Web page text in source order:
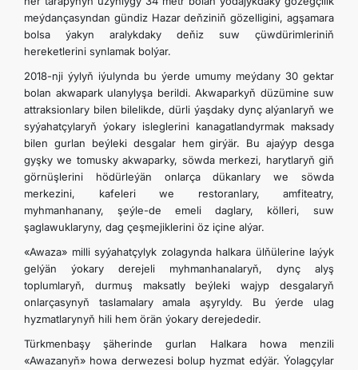
meýdançasyndan gündiz Hazar deňziniň gözelligini, agşamara
bolsa ýakyn aralykdaky deňiz suw çüwdürimleriniň
hereketlerini synlamak bolýar.
2018-nji ýylyň iýulynda bu ýerde umumy meýdany 30 gektar
bolan akwapark ulanylyşa berildi. Akwaparkyň düzümine suw
attraksionlary bilen bilelikde, dürli ýaşdaky dynç alýanlaryň we
syýahatçylaryň ýokary isleglerini kanagatlandyrmak maksady
bilen gurlan beýleki desgalar hem girýär. Bu ajaýyp desga
gyşky we tomusky akwaparky, söwda merkezi, harytlaryň giň
görnüşlerini hödürleýän onlarça dükanlary we söwda
merkezini, kafeleri we restoranlary, amfiteatry,
myhmanhanany, şeýle-de emeli daglary, kölleri, suw
şaglawuklaryny, dag çeşmejiklerini öz içine alýar.
«Awaza» milli syýahatçylyk zolagynda halkara ülňülerine laýyk
gelýän ýokary derejeli myhmanhanalaryň, dynç alyş
toplumlaryň, durmuş maksatly beýleki wajyp desgalaryň
onlarçasynyň taslamalary amala aşyryldy. Bu ýerde ulag
hyzmatlarynyň hili hem örän ýokary derejededir.
Türkmenbaşy şäherinde gurlan Halkara howa menzili
«Awazanyň» howa derwezesi bolup hyzmat edýär. Ýolagçylar